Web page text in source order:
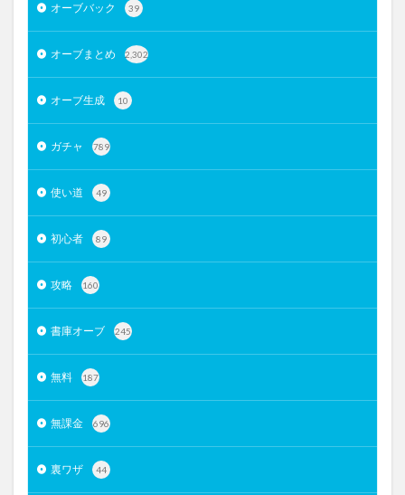
オーブバック 39
オーブまとめ 2,302
オーブ生成 10
ガチャ 789
使い道 49
初心者 89
攻略 160
書庫オーブ 245
無料 187
無課金 696
裏ワザ 44